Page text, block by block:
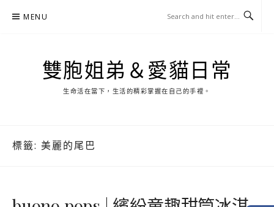
MENU
雙胞姐弟＆愛貓日常
生命活在當下，生活的精彩掌握在自己的手裡。
標籤: 美麗的尾巴